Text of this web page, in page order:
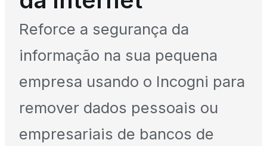
Reforce a segurança da
informação na sua pequena
empresa usando o Incogni para
remover dados pessoais ou
empresariais de bancos de